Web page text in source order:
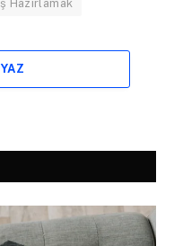
Hazırlamak